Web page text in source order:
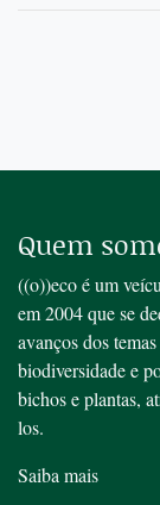
Quem
((o))eco é um
em 2004 que se
avanços dos
biodiversidade e
bichos e plantas,
los.
Saiba mais